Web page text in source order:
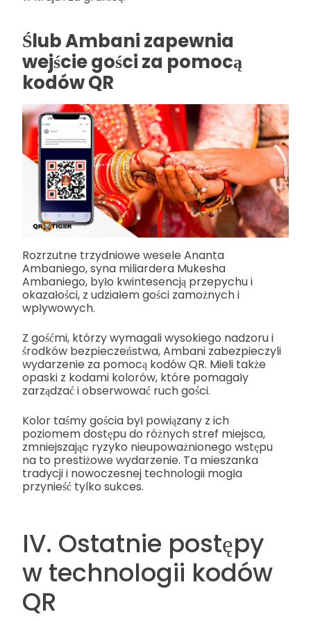
Ślub Ambani zapewnia
wejście gości za pomocą
kodów QR
Rozrzutne trzydniowe wesele Ananta
Ambaniego, syna miliardera Mukesha
Ambaniego, było kwintesencją przepychu i
okazałości, z udziałem gości zamożnych i
wpływowych.
Z gośćmi, którzy wymagali wysokiego nadzoru i
środków bezpieczeństwa, Ambani zabezpieczyli
wydarzenie za pomocą kodów QR. Mieli także
opaski z kodami kolorów, które pomagały
zarządzać i obserwować ruch gości.
Kolor taśmy gościa był powiązany z ich
poziomem dostępu do różnych stref miejsca,
zmniejszając ryzyko nieupoważnionego wstępu
na to prestiżowe wydarzenie. Ta mieszanka
tradycji i nowoczesnej technologii mogła
przynieść tylko sukces.
IV. Ostatnie postępy
w technologii kodów
QR